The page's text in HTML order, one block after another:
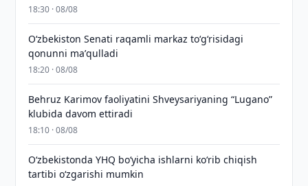
18:30 · 08/08
Oʻzbekiston Senati raqamli markaz toʻgʻrisidagi
qonunni maʼqulladi
18:20 · 08/08
Behruz Karimov faoliyatini Shveysariyaning “Lugano”
klubida davom ettiradi
18:10 · 08/08
O‘zbekistonda YHQ bo‘yicha ishlarni ko‘rib chiqish
tartibi o‘zgarishi mumkin